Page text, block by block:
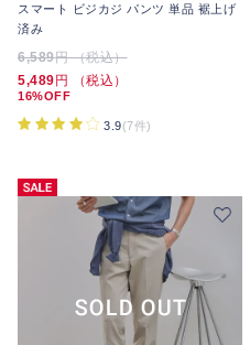
スマート ビジカジ パンツ 単品 裾上げ
済み
6,589円 （税込）
5,489円 （税込）
16%OFF
3.9(7件)